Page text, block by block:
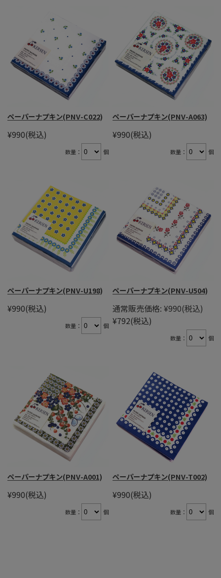
ペーパーナプキン(PNV-C022)
¥990(税込)
数量： 個
ペーパーナプキン(PNV-A063)
¥990(税込)
数量： 個
ペーパーナプキン(PNV-U198)
¥990(税込)
数量： 個
ペーパーナプキン(PNV-U504)
通常販売価格: ¥990(税込)
¥792(税込)
数量： 個
ペーパーナプキン(PNV-A001)
¥990(税込)
数量： 個
ペーパーナプキン(PNV-T002)
¥990(税込)
数量： 個